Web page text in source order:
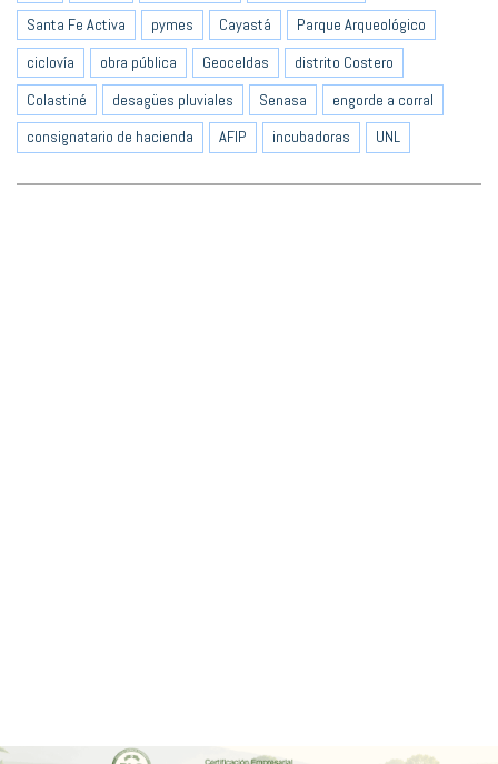
Santa Fe Activa
pymes Cayastá
Parque Arqueológico
ciclovía
obra pública Geoceldas
distrito Costero
Colastiné
desagües pluviales Senasa
engorde a corral
consignatario de hacienda
AFIP incubadoras UNL